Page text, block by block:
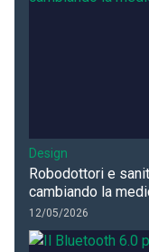
Design
Robodottori e
cambiando la
12/05/2026